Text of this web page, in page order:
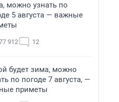
можно узнать по
5 августа — важные
912 12
будет зима, можно
по погоде 7 августа, —
приметы